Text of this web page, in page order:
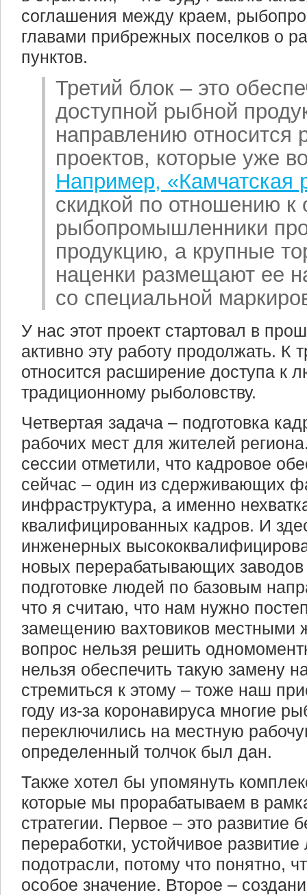
соглашения между краем,
главами прибрежных поселков о
пунктов.
Третий блок – это
доступной рыбной
направлению относится
проектов, которые уже
Например, «Камчатская
скидкой по отношению к
рыбопромышленники
продукцию, а крупные
наценки размещают ее
со специальной
У нас этот проект стартовал в
активно эту работу продолжать. К
относится расширение доступа к
традиционному рыболовству.
Четвертая задача – подготовка
рабочих мест для жителей
сессии отметили, что кадровое
сейчас – один из сдерживающих
инфраструктура, а именно
квалифицированных кадров. И
инженерных
новых перерабатывающих заводов
подготовке людей по базовым
что я считаю, что нам нужно
замещению вахтовиков местными
вопрос нельзя решить
нельзя обеспечить такую замену
стремиться к этому – тоже наш
году из-за коронавируса многие
переключились на местную
определенный толчок был дан.
Также хотел бы упомянуть
которые мы прорабатываем в
стратегии. Первое – это развитие
переработки, устойчивое
подотрасли, потому что понятно,
особое значение. Второе –